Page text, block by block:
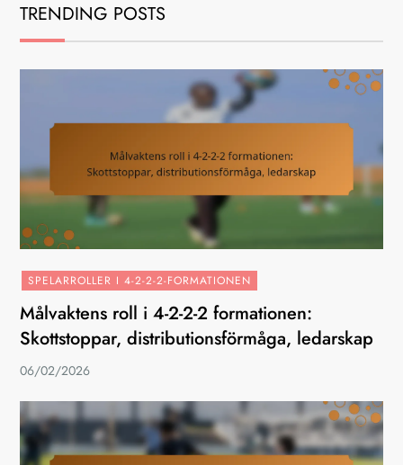
TRENDING POSTS
SPELARROLLER I 4-2-2-2-FORMATIONEN
Målvaktens roll i 4-2-2-2 formationen:
Skottstoppar, distributionsförmåga, ledarskap
06/02/2026